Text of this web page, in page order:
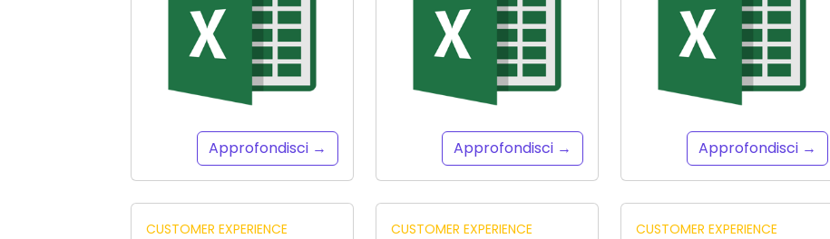
Approfondisci → Approfondisci → Approfondisci →
CUSTOMER EXPERIENCE CUSTOMER EXPERIENCE CUSTOMER EXPERIENCE